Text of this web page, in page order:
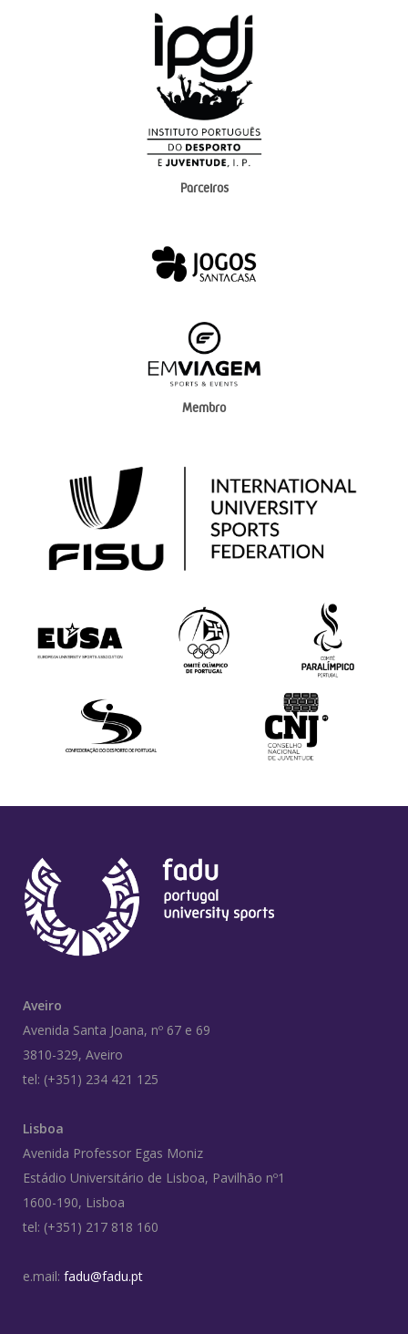
Parceiros
Membro
Aveiro
Avenida Santa Joana, nº 67 e 69
3810-329, Aveiro
tel: (+351) 234 421 125
Lisboa
Avenida Professor Egas Moniz
Estádio Universitário de Lisboa, Pavilhão nº1
1600-190, Lisboa
tel: (+351) 217 818 160
e.mail: fadu@fadu.pt